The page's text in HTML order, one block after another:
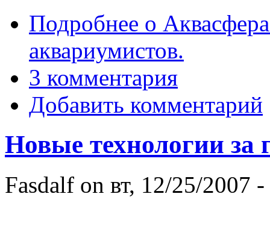
Подробнее о
аквариумистов.
3 комментария
Добавить комментарий
Новые технологии за
Fasdalf on вт, 12/25/2007